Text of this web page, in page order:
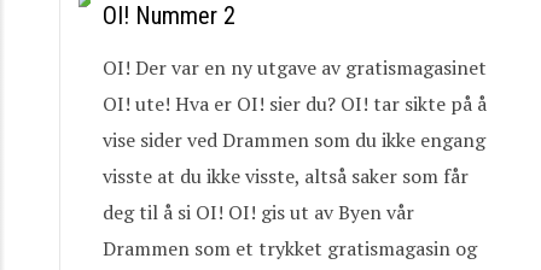
OI! Nummer 2
OI! Der var en ny utgave av gratismagasinet
OI! ute! Hva er OI! sier du? OI! tar sikte på å
vise sider ved Drammen som du ikke engang
visste at du ikke visste, altså saker som får
deg til å si OI! OI! gis ut av Byen vår
Drammen som et trykket gratismagasin og